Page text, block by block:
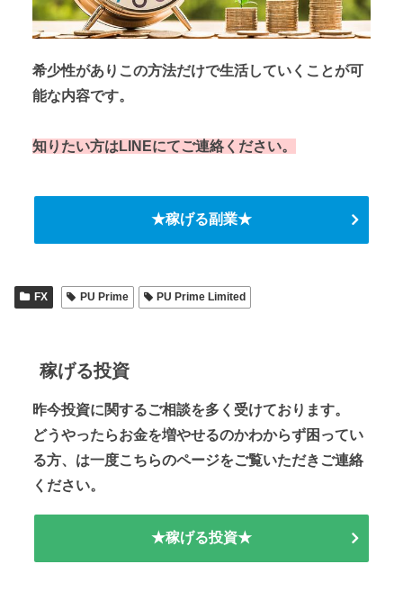
希少性がありこの方法だけで生活していくことが可
能な内容です。
知りたい方はLINEにてご連絡ください。
★稼げる副業★
FX PU Prime PU Prime Limited
稼げる投資
昨今投資に関するご相談を多く受けております。
どうやったらお金を増やせるのかわからず困ってい
る方、は一度こちらのページをご覧いただきご連絡
ください。
★稼げる投資★